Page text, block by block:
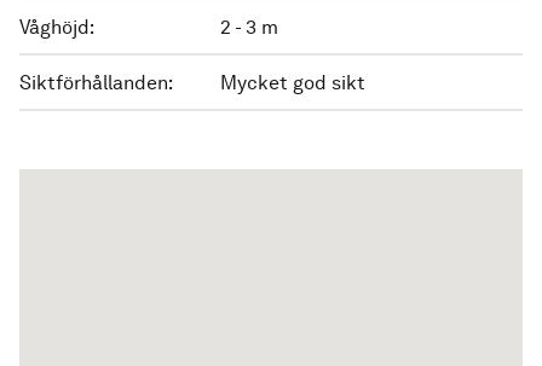
Våghöjd: 2 - 3 m
Siktförhållanden: Mycket god sikt